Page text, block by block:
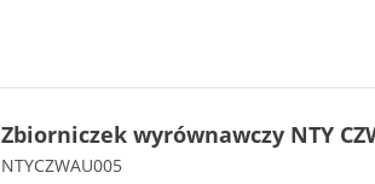
Zbiorniczek wyrównawczy NTY
NTYCZWAU005